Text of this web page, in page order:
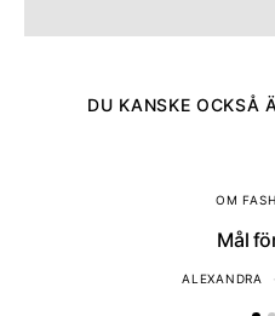
DU KANSKE OCKSÅ
OM
Mål
ALEXANDRA